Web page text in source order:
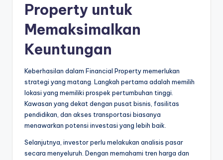
Property untuk
Memaksimalkan
Keuntungan
Keberhasilan dalam Financial Property memerlukan
strategi yang matang. Langkah pertama adalah memilih
lokasi yang memiliki prospek pertumbuhan tinggi.
Kawasan yang dekat dengan pusat bisnis, fasilitas
pendidikan, dan akses transportasi biasanya
menawarkan potensi investasi yang lebih baik.
Selanjutnya, investor perlu melakukan analisis pasar
secara menyeluruh. Dengan memahami tren harga dan